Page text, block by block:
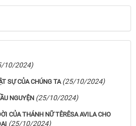
10/2024)
SỰ CỦA CHÚNG TA (25/10/2024)
NGUYỆN (25/10/2024)
CỦA THÁNH NỮ TÊRÊSA AVILA CHO
(25/10/2024)